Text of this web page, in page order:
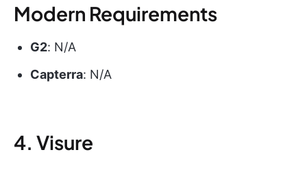
Modern Requirements
G2: N/A
Capterra: N/A
4. Visure